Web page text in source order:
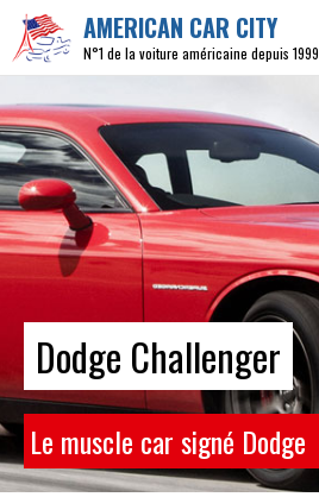
AMERICAN CAR CITY
N°1 de la voiture américaine depuis 1999
Dodge Challenger
Le muscle car signé Dodge